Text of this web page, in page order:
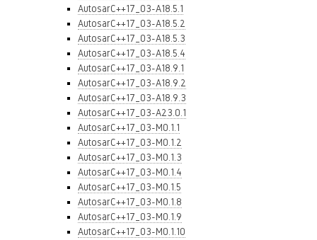
AutosarC++17_03-A18.5.1
AutosarC++17_03-A18.5.2
AutosarC++17_03-A18.5.3
AutosarC++17_03-A18.5.4
AutosarC++17_03-A18.9.1
AutosarC++17_03-A18.9.2
AutosarC++17_03-A18.9.3
AutosarC++17_03-A23.0.1
AutosarC++17_03-M0.1.1
AutosarC++17_03-M0.1.2
AutosarC++17_03-M0.1.3
AutosarC++17_03-M0.1.4
AutosarC++17_03-M0.1.5
AutosarC++17_03-M0.1.8
AutosarC++17_03-M0.1.9
AutosarC++17_03-M0.1.10